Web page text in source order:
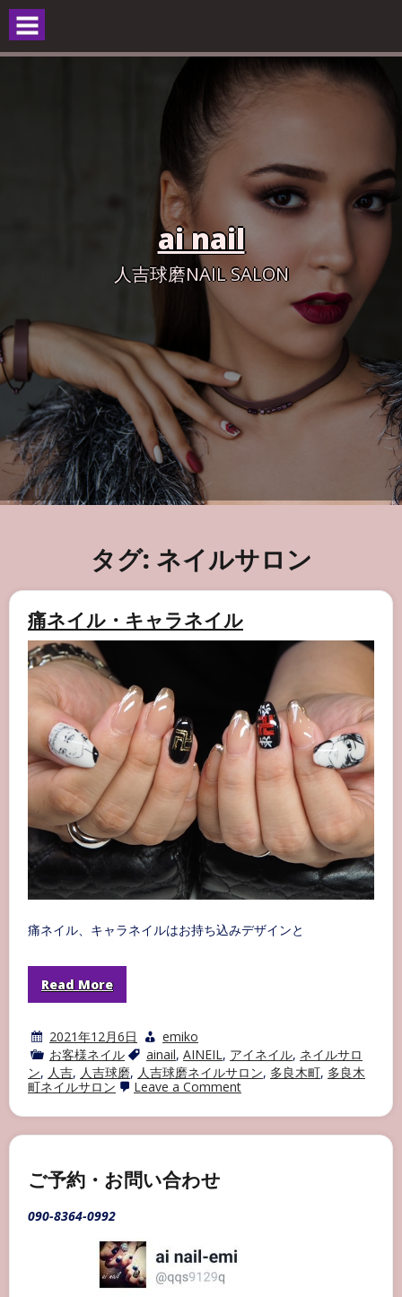
Skip
content
ai nail
人吉球磨NAIL SALON
タグ: ネイルサロン
痛ネイル・キャラネイル
痛ネイル、キャラネイルはお持ち込みデザインと
Read More
2021年12月6日
emiko
お客様ネイル
ainail, AINEIL, アイネイル, ネイルサロ
ン, 人吉, 人吉球磨, 人吉球磨ネイルサロン, 多良木町, 多良木
町ネイルサロン
Leave a Commenton
ネ
ご予約・お問い合わせ
090-8364-0992